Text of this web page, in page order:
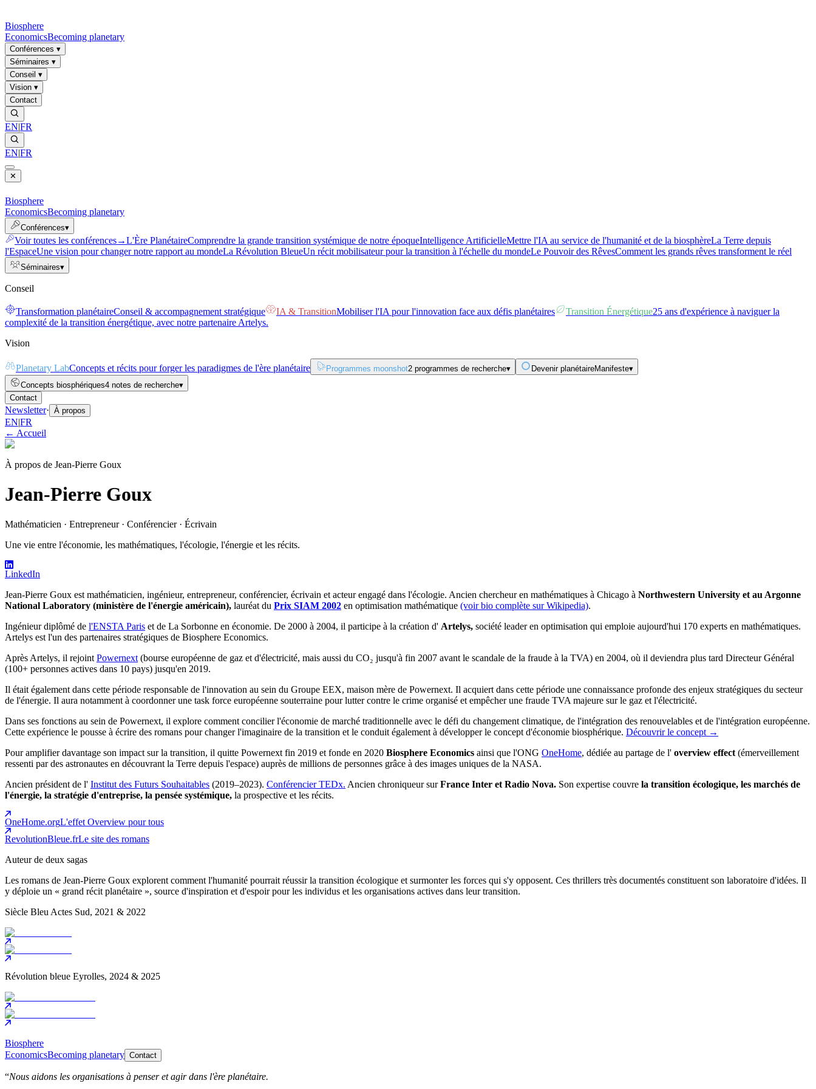
Biosphere
EconomicsBecoming planetary
Conférences ▾
Séminaires ▾
Conseil ▾
Vision ▾
Contact
EN|FR
EN|FR
✕
Biosphere
EconomicsBecoming planetary
Conférences▾
Voir toutes les conférences→L'Ère PlanétaireComprendre la grande transition systémique de notre époqueIntelligence ArtificielleMettre l'IA au service de l'humanité et de la biosphèreLa Terre depuis
l'EspaceUne vision pour changer notre rapport au mondeLa Révolution BleueUn récit mobilisateur pour la transition à l'échelle du mondeLe Pouvoir des RêvesComment les grands rêves transforment le réel
Séminaires▾
Conseil
Transformation planétaireConseil & accompagnement stratégique IA & TransitionMobiliser l'IA pour l'innovation face aux défis planétaires Transition Énergétique25 ans d'expérience à naviguer la
complexité de la transition énergétique, avec notre partenaire Artelys.
Vision
Planetary LabConcepts et récits pour forger les paradigmes de l'ère planétaire Programmes moonshot2 programmes de recherche▾ Devenir planétaireManifeste▾
Concepts biosphériques4 notes de recherche▾
Contact
Newsletter· À propos
EN|FR
← Accueil
À propos de Jean-Pierre Goux
Jean-Pierre Goux
Mathématicien · Entrepreneur · Conférencier · Écrivain
Une vie entre l'économie, les mathématiques, l'écologie, l'énergie et les récits.
LinkedIn
Jean-Pierre Goux est mathématicien, ingénieur, entrepreneur, conférencier, écrivain et acteur engagé dans l'écologie. Ancien chercheur en mathématiques à Chicago à Northwestern University et au Argonne
National Laboratory (ministère de l'énergie américain), lauréat du Prix SIAM 2002 en optimisation mathématique (voir bio complète sur Wikipedia).
Ingénieur diplômé de l'ENSTA Paris et de La Sorbonne en économie. De 2000 à 2004, il participe à la création d' Artelys, société leader en optimisation qui emploie aujourd'hui 170 experts en mathématiques.
Artelys est l'un des partenaires stratégiques de Biosphere Economics.
Après Artelys, il rejoint Powernext (bourse européenne de gaz et d'électricité, mais aussi du CO₂ jusqu'à fin 2007 avant le scandale de la fraude à la TVA) en 2004, où il deviendra plus tard Directeur Général
(100+ personnes actives dans 10 pays) jusqu'en 2019.
Il était également dans cette période responsable de l'innovation au sein du Groupe EEX, maison mère de Powernext. Il acquiert dans cette période une connaissance profonde des enjeux stratégiques du secteur
de l'énergie. Il aura notamment à coordonner une task force européenne souterraine pour lutter contre le crime organisé et empêcher une fraude TVA majeure sur le gaz et l'électricité.
Dans ses fonctions au sein de Powernext, il explore comment concilier l'économie de marché traditionnelle avec le défi du changement climatique, de l'intégration des renouvelables et de l'intégration européenne.
Cette expérience le pousse à écrire des romans pour changer l'imaginaire de la transition et le conduit également à développer le concept d'économie biosphérique. Découvrir le concept →
Pour amplifier davantage son impact sur la transition, il quitte Powernext fin 2019 et fonde en 2020 Biosphere Economics ainsi que l'ONG OneHome, dédiée au partage de l' overview effect (émerveillement
ressenti par des astronautes en découvrant la Terre depuis l'espace) auprès de millions de personnes grâce à des images uniques de la NASA.
Ancien président de l' Institut des Futurs Souhaitables (2019–2023). Conférencier TEDx. Ancien chroniqueur sur France Inter et Radio Nova. Son expertise couvre la transition écologique, les marchés de
l'énergie, la stratégie d'entreprise, la pensée systémique, la prospective et les récits.
OneHome.orgL'effet Overview pour tous
RevolutionBleue.frLe site des romans
Auteur de deux sagas
Les romans de Jean-Pierre Goux explorent comment l'humanité pourrait réussir la transition écologique et surmonter les forces qui s'y opposent. Ces thrillers très documentés constituent son laboratoire d'idées. Il
y déploie un « grand récit planétaire », source d'inspiration et d'espoir pour les individus et les organisations actives dans leur transition.
Siècle Bleu Actes Sud, 2021 & 2022
Révolution bleue Eyrolles, 2024 & 2025
Biosphere
EconomicsBecoming planetary Contact
“Nous aidons les organisations à penser et agir dans l'ère planétaire.